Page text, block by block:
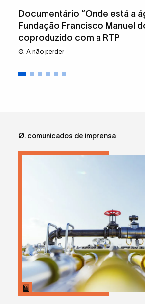
Documentário “Onde está a
Fundação Francisco Manuel
coproduzido com a RTP
Ø. A não perder
Ø. comunicados de imprensa